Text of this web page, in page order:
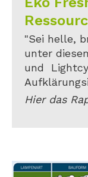
"Sei helle,
unter
und
Hier das